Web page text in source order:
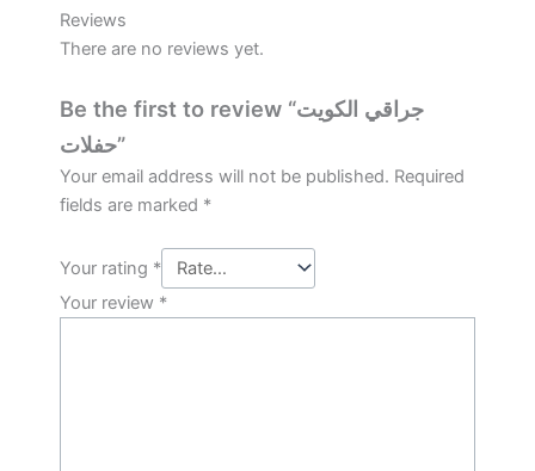
Reviews
There are no reviews yet.
Be the first to review “جراقي الكويت
حفلات”
Your email address will not be published. Required
fields are marked *
Your rating *
Your review *